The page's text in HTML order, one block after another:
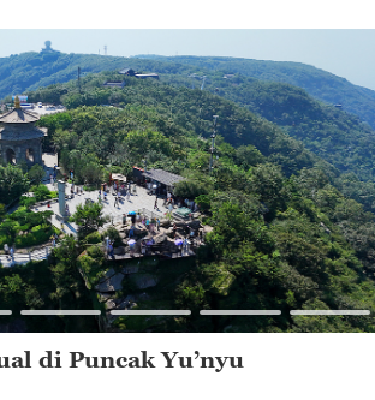
di Puncak Yu’nyu